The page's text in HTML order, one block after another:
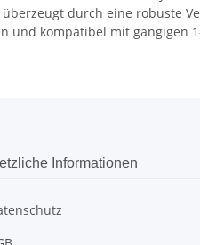
durch eine robuste
und kompatibel mit gängigen
Informationen